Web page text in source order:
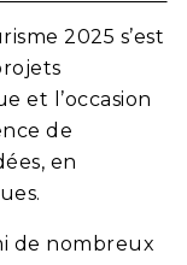
2025 s’est
et l’occasion
de
en
de nombreux